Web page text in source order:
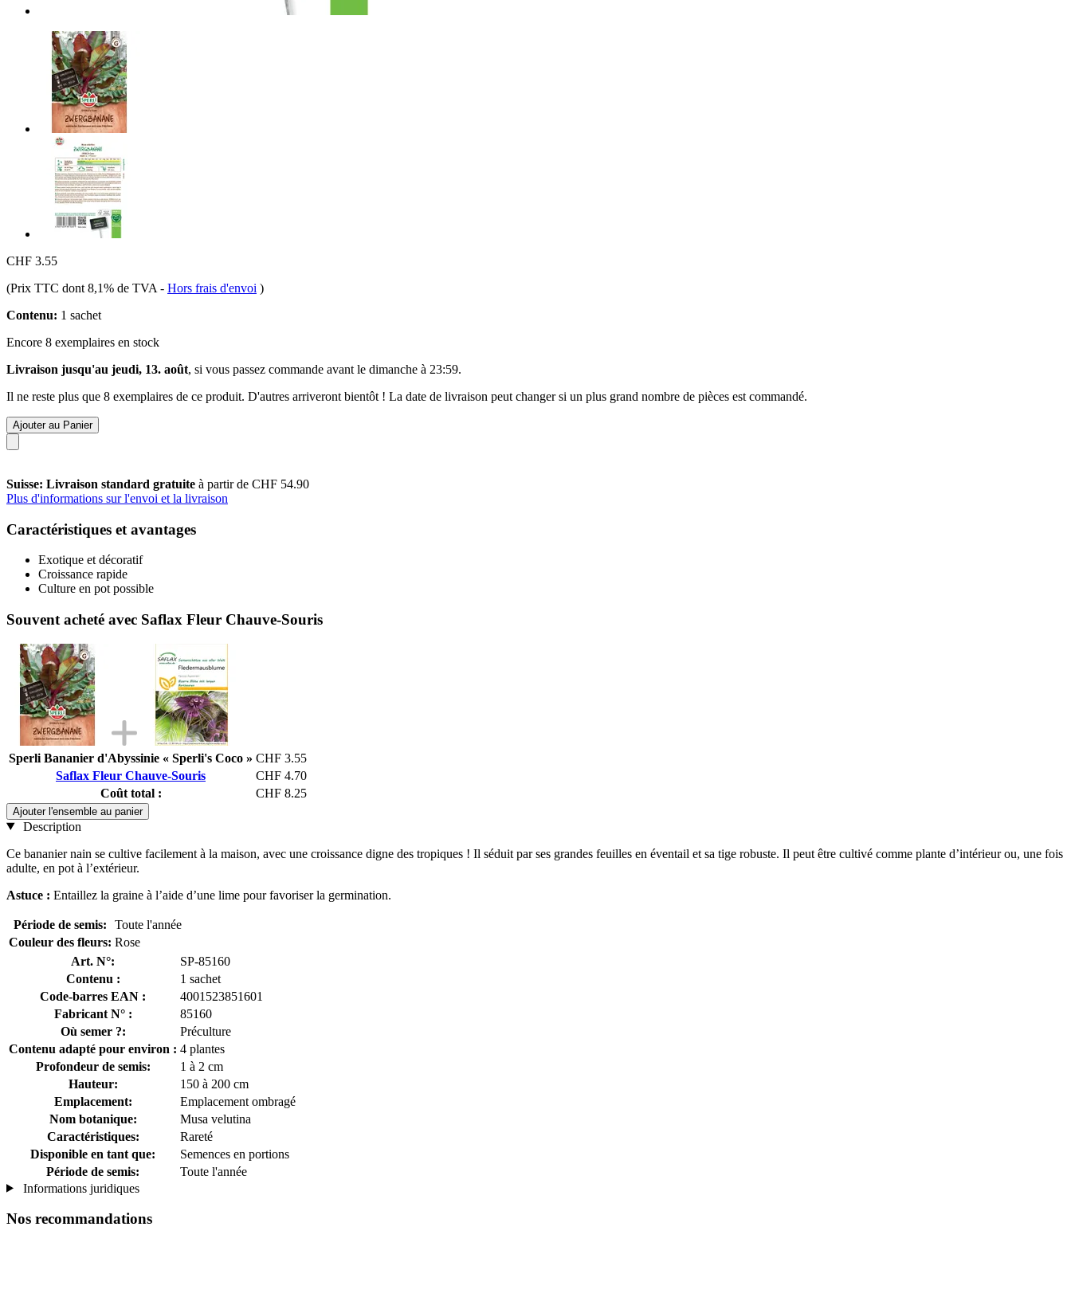
CHF 3.55
(Prix TTC dont 8,1% de TVA - Hors frais d'envoi )
Contenu: 1 sachet
Encore 8 exemplaires en stock
Livraison jusqu'au jeudi, 13. août, si vous passez commande avant le dimanche à 23:59.
Il ne reste plus que 8 exemplaires de ce produit. D'autres arriveront bientôt ! La date de livraison peut changer si un plus grand nombre de pièces est commandé.
Ajouter au Panier
Suisse: Livraison standard gratuite à partir de CHF 54.90
Plus d'informations sur l'envoi et la livraison
Caractéristiques et avantages
Exotique et décoratif
Croissance rapide
Culture en pot possible
Souvent acheté avec Saflax Fleur Chauve-Souris
Sperli Bananier d'Abyssinie « Sperli's Coco » CHF 3.55
Saflax Fleur Chauve-Souris
CHF 4.70
Coût total :
CHF 8.25
Ajouter l'ensemble au panier
Description
Ce bananier nain se cultive facilement à la maison, avec une croissance digne des tropiques ! Il séduit par ses grandes feuilles en éventail et sa tige robuste. Il peut être cultivé comme plante d’intérieur ou, une fois
adulte, en pot à l’extérieur.
Astuce : Entaillez la graine à l’aide d’une lime pour favoriser la germination.
Période de semis:
Toute l'année
Couleur des fleurs: Rose
Art. N°:
SP-85160
Contenu :
1 sachet
Code-barres EAN :
4001523851601
Fabricant N° :
85160
Où semer ?:
Préculture
Contenu adapté pour environ : 4 plantes
Profondeur de semis:
1 à 2 cm
Hauteur:
150 à 200 cm
Emplacement:
Emplacement ombragé
Nom botanique:
Musa velutina
Caractéristiques:
Rareté
Disponible en tant que:
Semences en portions
Période de semis:
Toute l'année
Informations juridiques
Nos recommandations